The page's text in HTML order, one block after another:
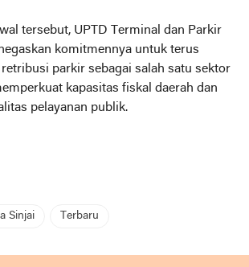
tersebut, UPTD Terminal dan Parkir
komitmennya untuk terus
parkir sebagai salah satu sektor
kapasitas fiskal daerah dan
pelayanan publik.
Sinjai Terbaru